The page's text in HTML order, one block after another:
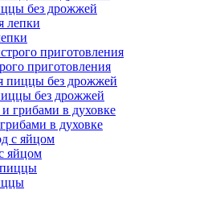
без дрожжей
приготовления
без дрожжей
в духовке
яйцом